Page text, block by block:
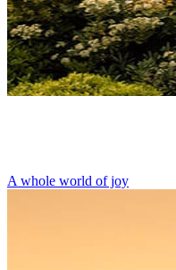
A whole world of joy